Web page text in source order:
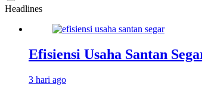
Headlines
Efisiensi Usaha Santan
3 hari ago